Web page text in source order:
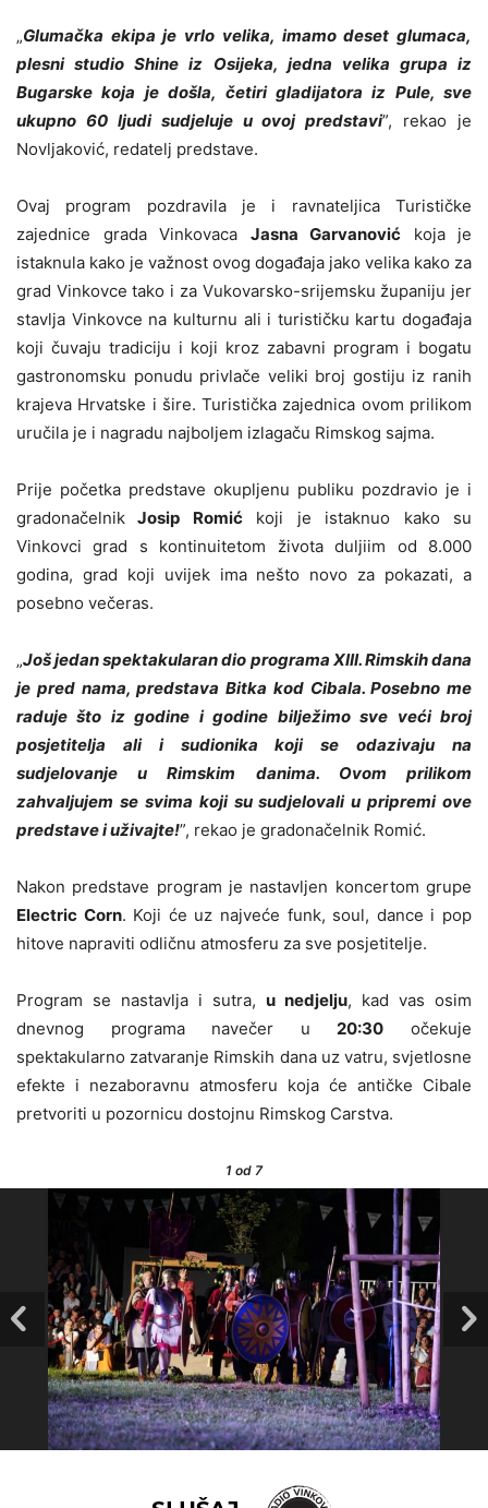
„Glumačka ekipa je vrlo velika, imamo deset glumaca,
plesni studio Shine iz Osijeka, jedna velika grupa iz
Bugarske koja je došla, četiri gladijatora iz Pule, sve
ukupno 60 ljudi sudjeluje u ovoj predstavi”, rekao je
Novljaković, redatelj predstave.
Ovaj program pozdravila je i ravnateljica Turističke
zajednice grada Vinkovaca Jasna Garvanović koja je
istaknula kako je važnost ovog događaja jako velika kako za
grad Vinkovce tako i za Vukovarsko-srijemsku županiju jer
stavlja Vinkovce na kulturnu ali i turističku kartu događaja
koji čuvaju tradiciju i koji kroz zabavni program i bogatu
gastronomsku ponudu privlače veliki broj gostiju iz ranih
krajeva Hrvatske i šire. Turistička zajednica ovom prilikom
uručila je i nagradu najboljem izlagaču Rimskog sajma.
Prije početka predstave okupljenu publiku pozdravio je i
gradonačelnik Josip Romićkoji je istaknuo kako su
Vinkovci grad s kontinuitetom života duljiim od 8.000
godina, grad koji uvijek ima nešto novo za pokazati, a
posebno večeras.
„Još jedan spektakularan dio programa XIII. Rimskih dana
je pred nama, predstava Bitka kod Cibala. Posebno me
raduje što iz godine i godine bilježimo sve veći broj
posjetitelja ali i sudionika koji se odazivaju na
sudjelovanje u Rimskim danima. Ovom prilikom
zahvaljujem se svima koji su sudjelovali u pripremi ove
predstave i uživajte!”, rekao je gradonačelnik Romić.
Nakon predstave program je nastavljen koncertom grupe
Electric Corn. Koji će uz najveće funk, soul, dance i pop
hitove napraviti odličnu atmosferu za sve posjetitelje.
Program se nastavlja i sutra, u nedjelju, kad vas osim
dnevnog programa navečer u20:30 očekuje
spektakularno zatvaranje Rimskih dana uz vatru, svjetlosne
efekte i nezaboravnu atmosferu koja će antičke Cibale
pretvoriti u pozornicu dostojnu Rimskog Carstva.
1 od 7